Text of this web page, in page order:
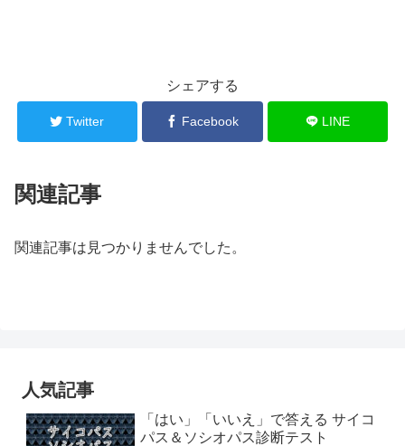
シェアする
Twitter Facebook LINE
関連記事
関連記事は見つかりませんでした。
人気記事
「はい」「いいえ」で答える サイコ
パス＆ソシオパス診断テスト